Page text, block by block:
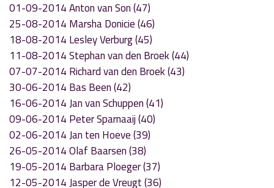
01-09-2014 Anton van Son (47)
25-08-2014 Marsha Donicie (46)
18-08-2014 Lesley Verburg (45)
11-08-2014 Stephan van den Broek (44)
07-07-2014 Richard van den Broek (43)
30-06-2014 Bas Been (42)
16-06-2014 Jan van Schuppen (41)
09-06-2014 Peter Sparnaaij (40)
02-06-2014 Jan ten Hoeve (39)
26-05-2014 Olaf Baarsen (38)
19-05-2014 Barbara Ploeger (37)
12-05-2014 Jasper de Vreugt (36)